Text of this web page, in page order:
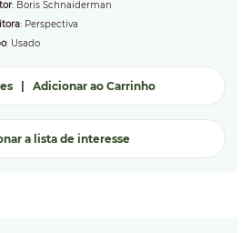
: Boris Schnaiderman
: Perspectiva
: Usado
| Adicionar ao Carrinho
a lista de interesse